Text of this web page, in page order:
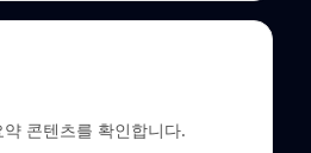
콘텐츠를 확인합니다.